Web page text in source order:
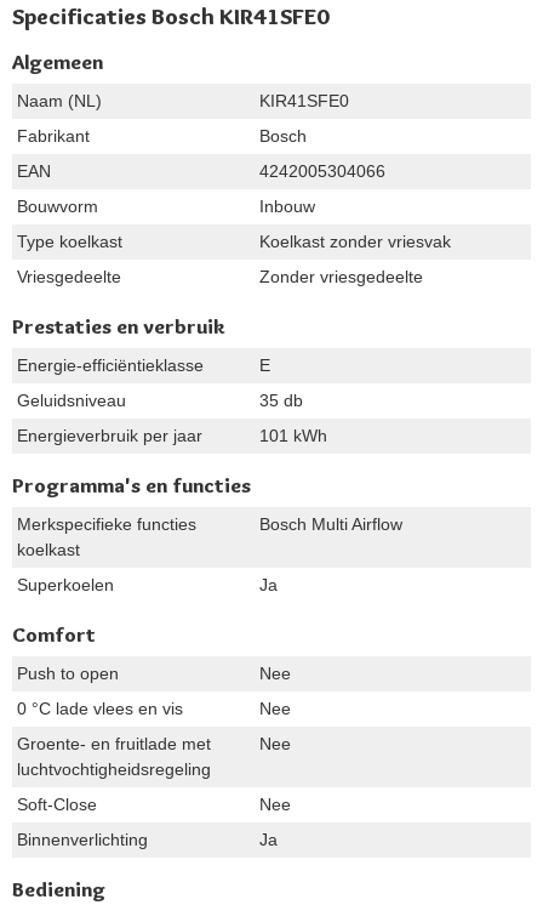
Specificaties Bosch KIR41SFE0
Algemeen
Naam (NL)
KIR41SFE0
Fabrikant
Bosch
EAN
4242005304066
Bouwvorm
Inbouw
Type koelkast
Koelkast zonder vriesvak
Vriesgedeelte
Zonder vriesgedeelte
Prestaties en verbruik
Energie-efficiëntieklasse
E
Geluidsniveau
35 db
Energieverbruik per jaar
101 kWh
Programma's en functies
Merkspecifieke functies
koelkast
Bosch Multi Airflow
Superkoelen Ja
Comfort
Push to open
Nee
0 °C lade vlees en vis
Nee
Groente- en fruitlade met
luchtvochtigheidsregeling
Nee
Soft-Close
Nee
Binnenverlichting
Ja
Bediening